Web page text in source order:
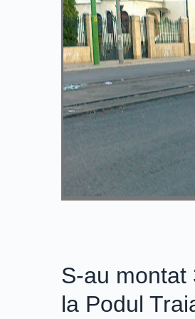
S-au montat
la Podul